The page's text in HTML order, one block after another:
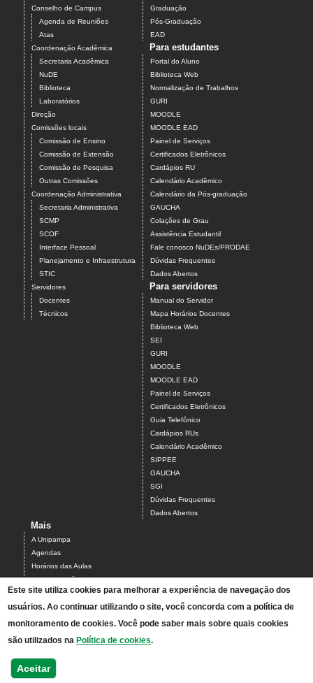
Conselho de Campus
Agenda de Reuniões
Atas
Coordenação Acadêmica
Secretaria Acadêmica
NuDE
Biblioteca
Laboratórios
Direção
Comissões locais
Comissão de Ensino
Comissão de Extensão
Comissão de Pesquisa
Outras Comissões
Coordenação Administrativa
Secretaria Administrativa
SCMP
SCOF
Interface Pessoal
Planejamento e Infraestrutura
STIC
Servidores
Docentes
Técnicos
Graduação
Pós-Graduação
EAD
Para estudantes
Portal do Aluno
Biblioteca Web
Normalização de Trabalhos
GURI
MOODLE
MOODLE EAD
Painel de Serviços
Certificados Eletrônicos
Cardápios RU
Calendário Acadêmico
Calendário da Pós-graduação
GAUCHA
Colações de Grau
Assistência Estudantil
Fale conosco NuDEs/PRODAE
Dúvidas Frequentes
Dados Abertos
Para servidores
Manual do Servidor
Mapa Horários Docentes
Biblioteca Web
SEI
GURI
MOODLE
MOODLE EAD
Painel de Serviços
Certificados Eletrônicos
Guia Telefônico
Cardápios RUs
Calendário Acadêmico
SIPPEE
GAUCHA
SGI
Dúvidas Frequentes
Dados Abertos
Mais
A Unipampa
Agendas
Horários das Aulas
Centro Acadêmico do Campus Alegrete
Estrutura Organizacional
PDI 2019-2023
Orientações de segurança
Acesso ao Antigo Portal
Relatórios de Gestão e Planejamento
Bolsistas - processos seletivos
Este site utiliza cookies para melhorar a experiência de navegação dos
usuários. Ao continuar utilizando o site, você concorda com a política de
monitoramento de cookies. Você pode saber mais sobre quais cookies
são utilizados na Política de cookies.
Aceitar